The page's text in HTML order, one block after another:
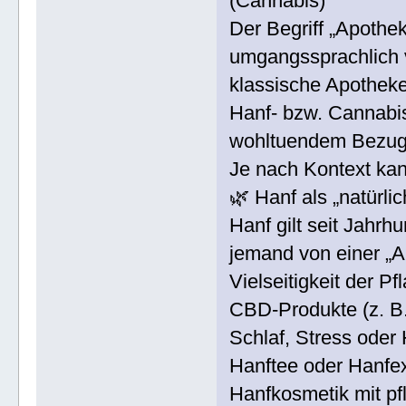
Der Begriff
klassische
Hanf- bzw.
wohltuendem
Je nach Kontext
🌿 Hanf als
Hanf gilt seit
jemand von einer
Vielseitigkeit der
CBD-Produkte (z.
Schlaf, Stress oder
Hanftee oder
Hanfkosmetik mit